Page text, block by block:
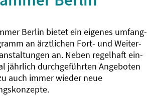
Berlin bietet ein eigenes umfang­
an ärztlichen Fort- und Weiter­
an. Neben regelhaft ein-
jährlich durch­geführten Angeboten
auch immer wieder neue